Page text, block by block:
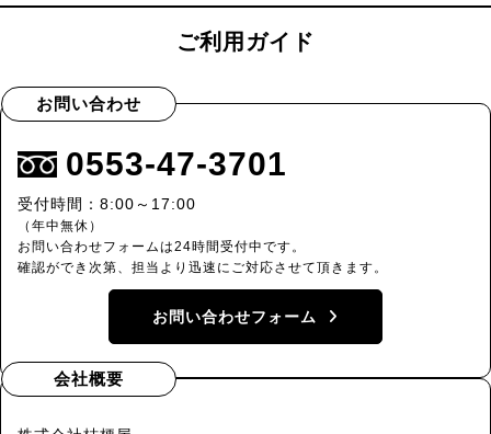
ご利用ガイド
お問い合わせ
0553-47-3701
受付時間：8:00～17:00
（年中無休）
お問い合わせフォームは24時間受付中です。
確認ができ次第、担当より迅速にご対応させて頂きます。
お問い合わせフォーム
会社概要